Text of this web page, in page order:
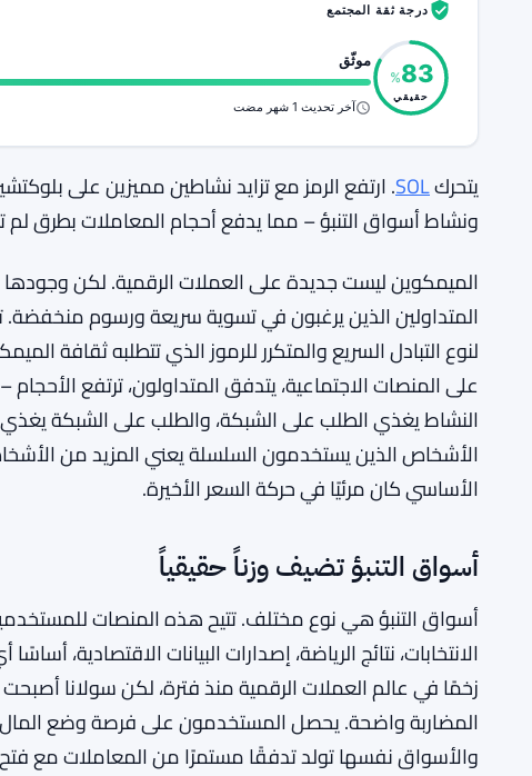
درجة ثقة المجتمع
83
%
حقيقي
موثّق
آخر تحديث 1 شهر مضت
يتحركSOL. ارتفع الرمز مع تزايد نشاطين مميزين على
ونشاط أسواق التنبؤ – مما يدفع أحجام المعاملات بطرق
الميمكوين ليست جديدة على العملات الرقمية. لكن
المتداولين الذين يرغبون في تسوية سريعة ورسوم منخفضة.
لنوع التبادل السريع والمتكرر للرموز الذي تتطلبه ثقافة
على المنصات الاجتماعية، يتدفق المتداولون، ترتفع
الأشخاص الذين يستخدمون السلسلة يعني المزيد من
الأساسي كان مرئيًا في حركة السعر الأخيرة.
أسواق التنبؤ تضيف وزناً حقيقياً
أسواق التنبؤ هي نوع مختلف. تتيح هذه المنصات
الانتخابات، نتائج الرياضة، إصدارات البيانات الاقتصادية،
زخمًا في عالم العملات الرقمية منذ فترة، لكن سولانا أصبحت
المضاربة واضحة. يحصل المستخدمون على فرصة وضع المال
والأسواق نفسها تولد تدفقًا مستمرًا من المعاملات مع فتح